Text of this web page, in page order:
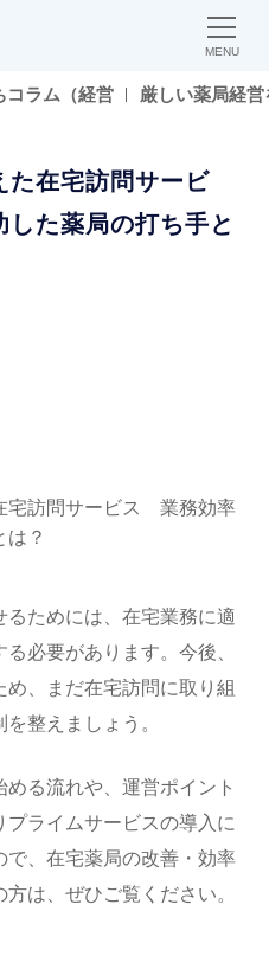
MENU
コラム（経営 厳しい薬局経
た在宅訪問サービ
た薬局の打ち手と
ためには、在宅業務に適
必要があります。今後、
、まだ在宅訪問に取り組
整えましょう。
る流れや、運営ポイント
ライムサービスの導入に
で、在宅薬局の改善・効率
は、ぜひご覧ください。